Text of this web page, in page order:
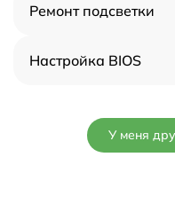
Ремонт подсветки
Настройка BIOS
У меня